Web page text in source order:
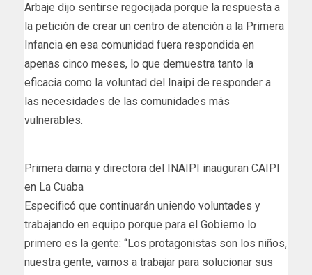
Arbaje dijo sentirse regocijada porque la respuesta a
la petición de crear un centro de atención a la Primera
Infancia en esa comunidad fuera respondida en
apenas cinco meses, lo que demuestra tanto la
eficacia como la voluntad del Inaipi de responder a
las necesidades de las comunidades más
vulnerables.
Primera dama y directora del INAIPI inauguran CAIPI
en La Cuaba
Especificó que continuarán uniendo voluntades y
trabajando en equipo porque para el Gobierno lo
primero es la gente: “Los protagonistas son los niños,
nuestra gente, vamos a trabajar para solucionar sus